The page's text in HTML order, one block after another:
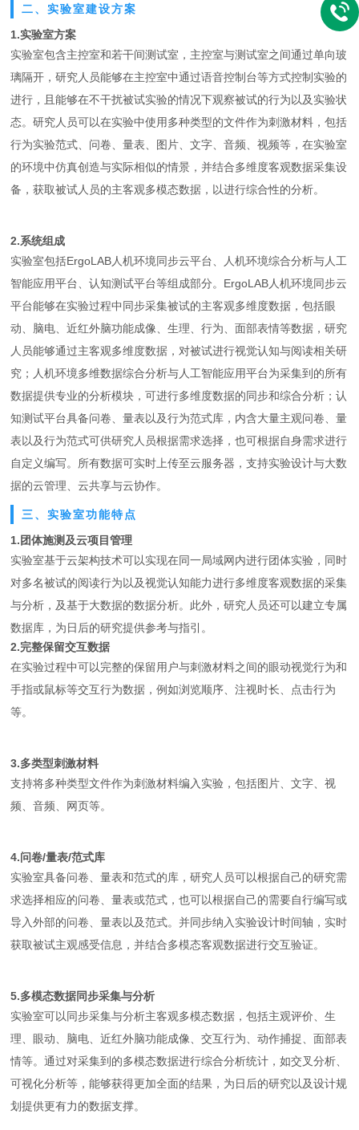
二、实验室建设方案
1.实验室方案
实验室包含主控室和若干间测试室，主控室与测试室之间通过单向玻
璃隔开，研究人员能够在主控室中通过语音控制台等方式控制实验的
进行，且能够在不干扰被试实验的情况下观察被试的行为以及实验状
态。研究人员可以在实验中使用多种类型的文件作为刺激材料，包括
行为实验范式、问卷、量表、图片、文字、音频、视频等，在实验室
的环境中仿真创造与实际相似的情景，并结合多维度客观数据采集设
备，获取被试人员的主客观多模态数据，以进行综合性的分析。
2.系统组成
实验室包括ErgoLAB人机环境同步云平台、人机环境综合分析与人工
智能应用平台、认知测试平台等组成部分。ErgoLAB人机环境同步云
平台能够在实验过程中同步采集被试的主客观多维度数据，包括眼
动、脑电、近红外脑功能成像、生理、行为、面部表情等数据，研究
人员能够通过主客观多维度数据，对被试进行视觉认知与阅读相关研
究；人机环境多维数据综合分析与人工智能应用平台为采集到的所有
数据提供专业的分析模块，可进行多维度数据的同步和综合分析；认
知测试平台具备问卷、量表以及行为范式库，内含大量主观问卷、量
表以及行为范式可供研究人员根据需求选择，也可根据自身需求进行
自定义编写。所有数据可实时上传至云服务器，支持实验设计与大数
据的云管理、云共享与云协作。
三、实验室功能特点
1.团体施测及云项目管理
实验室基于云架构技术可以实现在同一局域网内进行团体实验，同时
对多名被试的阅读行为以及视觉认知能力进行多维度客观数据的采集
与分析，及基于大数据的数据分析。此外，研究人员还可以建立专属
数据库，为日后的研究提供参考与指引。
2.完整保留交互数据
在实验过程中可以完整的保留用户与刺激材料之间的眼动视觉行为和
手指或鼠标等交互行为数据，例如浏览顺序、注视时长、点击行为
等。
3.多类型刺激材料
支持将多种类型文件作为刺激材料编入实验，包括图片、文字、视
频、音频、网页等。
4.问卷/量表/范式库
实验室具备问卷、量表和范式的库，研究人员可以根据自己的研究需
求选择相应的问卷、量表或范式，也可以根据自己的需要自行编写或
导入外部的问卷、量表以及范式。并同步纳入实验设计时间轴，实时
获取被试主观感受信息，并结合多模态客观数据进行交互验证。
5.多模态数据同步采集与分析
实验室可以同步采集与分析主客观多模态数据，包括主观评价、生
理、眼动、脑电、近红外脑功能成像、交互行为、动作捕捉、面部表
情等。通过对采集到的多模态数据进行综合分析统计，如交叉分析、
可视化分析等，能够获得更加全面的结果，为日后的研究以及设计规
划提供更有力的数据支撑。